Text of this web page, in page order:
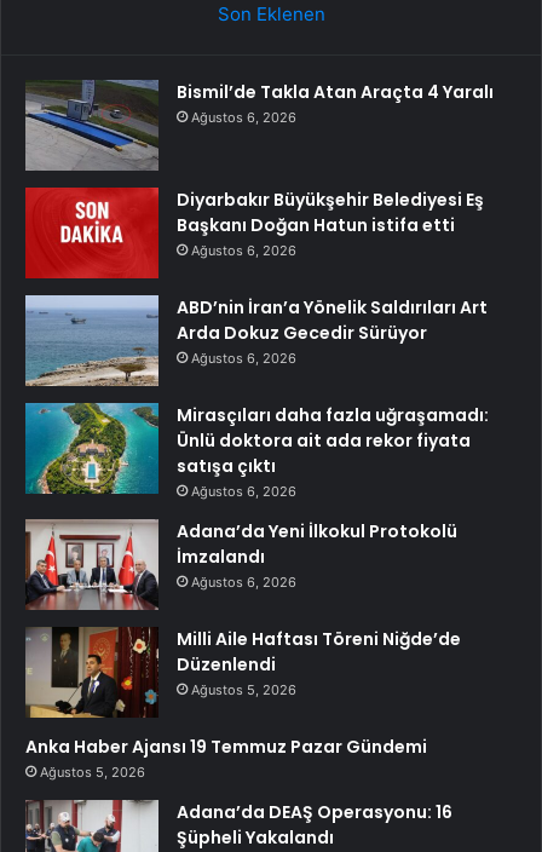
Son Eklenen
Bismil’de Takla Atan Araçta 4 Yaralı
Ağustos 6, 2026
Diyarbakır Büyükşehir Belediyesi Eş
Başkanı Doğan Hatun istifa etti
Ağustos 6, 2026
ABD’nin İran’a Yönelik Saldırıları Art
Arda Dokuz Gecedir Sürüyor
Ağustos 6, 2026
Mirasçıları daha fazla uğraşamadı:
Ünlü doktora ait ada rekor fiyata
satışa çıktı
Ağustos 6, 2026
Adana’da Yeni İlkokul Protokolü
İmzalandı
Ağustos 6, 2026
Milli Aile Haftası Töreni Niğde’de
Düzenlendi
Ağustos 5, 2026
Anka Haber Ajansı 19 Temmuz Pazar Gündemi
Ağustos 5, 2026
Adana’da DEAŞ Operasyonu: 16
Şüpheli Yakalandı